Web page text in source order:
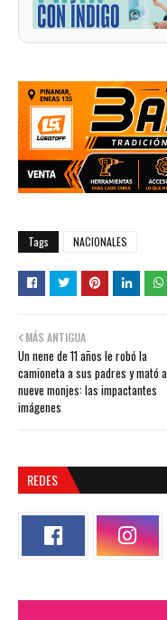
Tags NACIONALES
MÁS ANTIGUA
Un nene de 11 años le robó la
camioneta a sus padres y mató a
nueve monjes: las impactantes
imágenes
REDES